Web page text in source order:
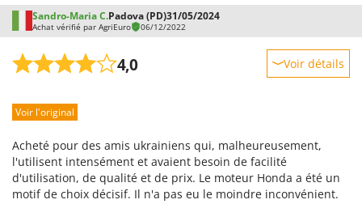
Sandro-Maria C.Padova (PD)31/05/2024
Achat vérifié par AgriEuro 06/12/2022
4,0 Voir détails
Prestations
Qualité / Prix
Facilité de montage
Voir l'original
Acheté pour des amis ukrainiens qui, malheureusement,
l'utilisent intensément et avaient besoin de facilité
d'utilisation, de qualité et de prix. Le moteur Honda a été un
motif de choix décisif. Il n'a pas eu le moindre inconvénient.